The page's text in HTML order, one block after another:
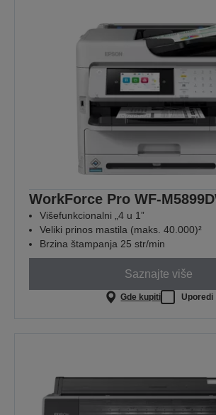
WorkForce Pro WF-
Višefunkcionalni „4 u 1”
Veliki prinos mastila (maks. 40.000)²
Brzina štampanja 25 str/min
Saznajte više
Gde kupiti Uporedi